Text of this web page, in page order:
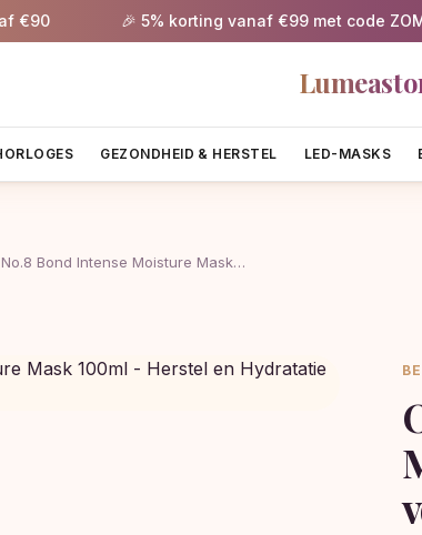
🎉 5% korting vanaf €99 met code ZOMER
GEZONDHEID & HERSTEL LED-MASKS
Bond Intense Moisture Mask…